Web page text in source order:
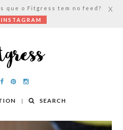
SEARCH
que o Fitgress tem no feed?
INSTAGRAM
X